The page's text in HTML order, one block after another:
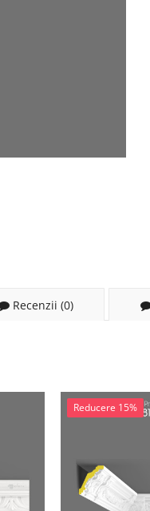
Recenzii (0)
Reducere 15%